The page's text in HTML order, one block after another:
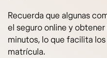
Recuerda que algunas
el seguro online y
minutos, lo que facilita
matrícula.